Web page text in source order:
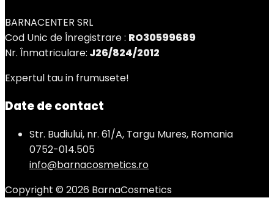
BARNACENTER SRL
Cod Unic de Înregistrare : RO30599689
Nr. Înmatriculare: J26/824/2012
Expertul tau in frumusete!
Date de contact
Str. Budiului, nr. 61/A, Targu Mures, Romania
0752-014.505
info@barnacosmetics.ro
Copyright © 2026 BarnaCosmetics